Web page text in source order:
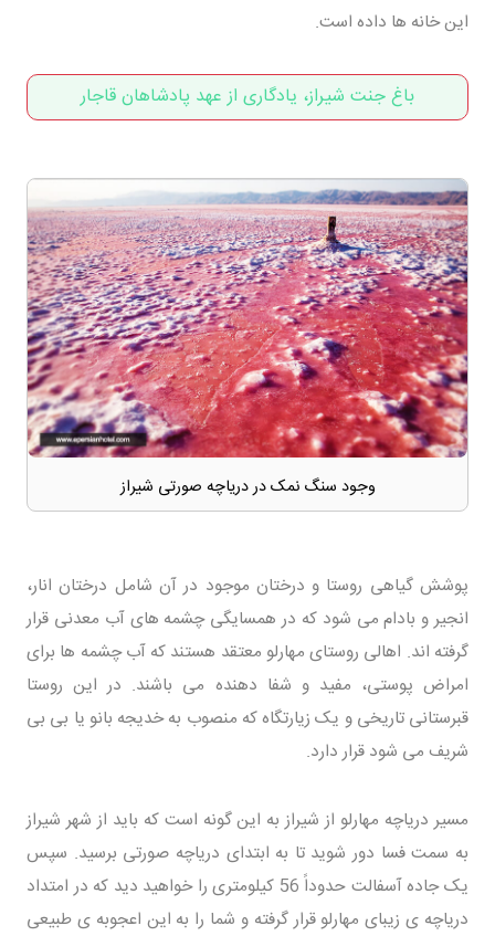
این خانه ها داده است.
باغ جنت شیراز، یادگاری از عهد پادشاهان قاجار
وجود سنگ نمک در دریاچه صورتی شیراز
پوشش گیاهی روستا و درختان موجود در آن شامل درختان انار،
انجیر و بادام می شود که در همسایگی چشمه های آب معدنی قرار
گرفته اند. اهالی روستای مهارلو معتقد هستند که آب چشمه ها برای
امراض پوستی، مفید و شفا دهنده می باشند. در این روستا
قبرستانی تاریخی و یک زیارتگاه که منصوب به خدیجه بانو یا بی بی
شریف می شود قرار دارد.
مسیر دریاچه مهارلو از شیراز به این گونه است که باید از شهر شیراز
به سمت فسا دور شوید تا به ابتدای دریاچه صورتی برسید. سپس
یک جاده آسفالت حدوداً 56 کیلومتری را خواهید دید که در امتداد
دریاچه ی زیبای مهارلو قرار گرفته و شما را به این اعجوبه ی طبیعی